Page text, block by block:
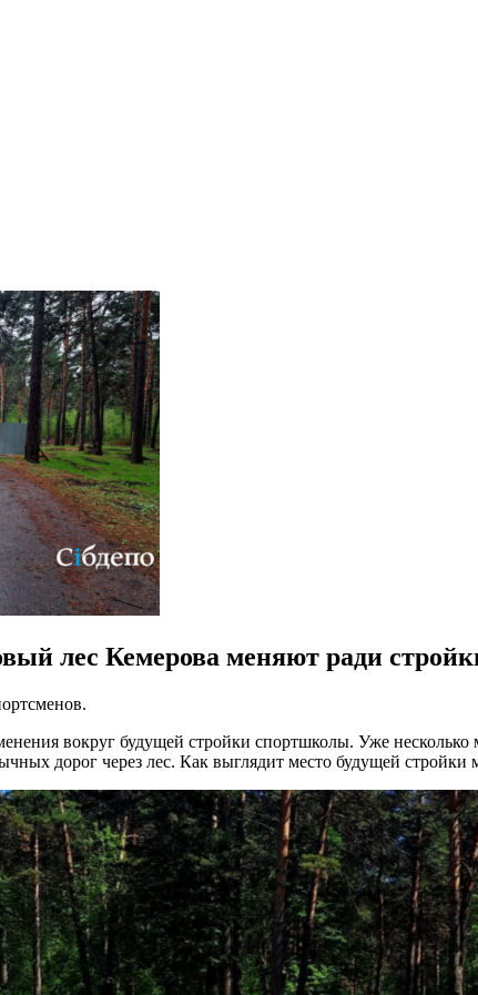
лес Кемерова меняют ради
вокруг будущей стройки спортшколы. Уже несколько
дорог через лес. Как выглядит место будущей